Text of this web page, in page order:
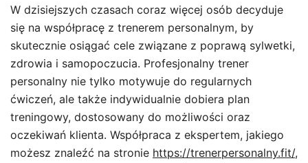
W dzisiejszych czasach coraz więcej osób decyduje
się na współpracę z trenerem personalnym, by
skutecznie osiągać cele związane z poprawą sylwetki,
zdrowia i samopoczucia. Profesjonalny trener
personalny nie tylko motywuje do regularnych
ćwiczeń, ale także indywidualnie dobiera plan
treningowy, dostosowany do możliwości oraz
oczekiwań klienta. Współpraca z ekspertem, jakiego
możesz znaleźć na stronie https://trenerpersonalny.fit/,